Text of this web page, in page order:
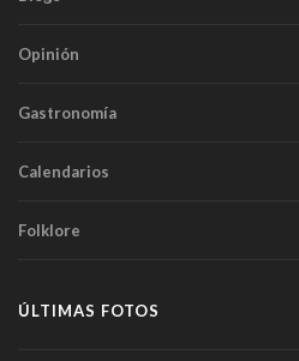
Opinión
Gastronomía
Calendarios
Folklore
ÚLTIMAS FOTOS